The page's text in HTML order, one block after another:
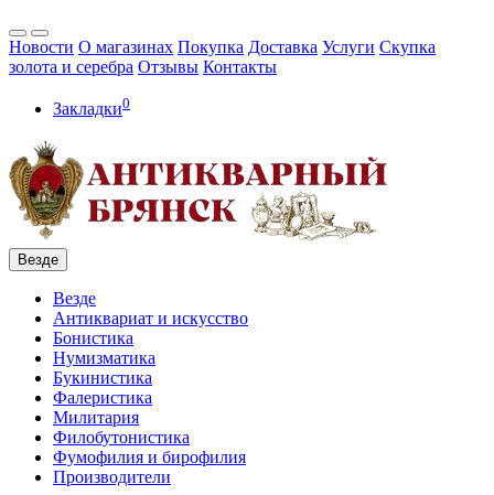
Новости О магазинах Покупка Доставка Услуги Скупка
золота и серебра Отзывы Контакты
Закладки0
Везде
Везде
Антиквариат и искусство
Бонистика
Нумизматика
Букинистика
Фалеристика
Милитария
Филобутонистика
Фумофилия и бирофилия
Производители